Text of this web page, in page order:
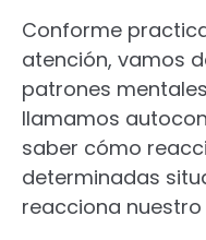
Conforme
atención, vamos
patrones
llamamos
saber cómo
determinadas
reacciona